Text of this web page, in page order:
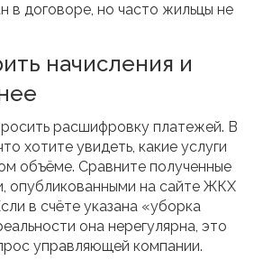
в договоре, но часто жильцы не
начисления и
расшифровку платежей. В
хотите увидеть, какие услуги
объёме. Сравните полученные
опубликованными на сайте ЖКХ
в счёте указана «уборка
она нерегулярна, это
управляющей компании.